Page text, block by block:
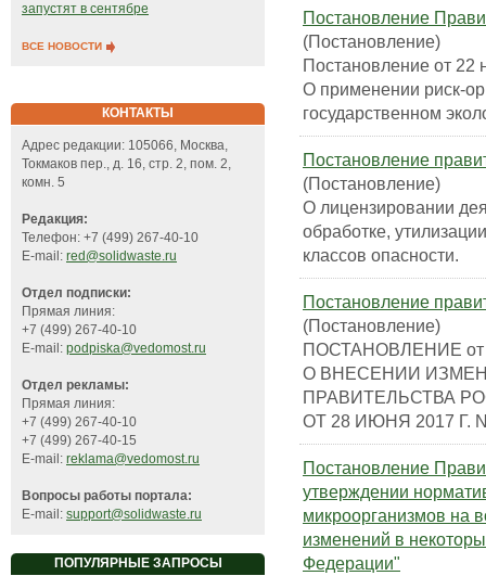
запустят в сентябре
ВСЕ НОВОСТИ
КОНТАКТЫ
Адрес редакции: 105066, Москва,
Токмаков пер., д. 16, стр. 2, пом. 2,
комн. 5
Редакция:
Телефон: +7 (499) 267-40-10
E-mail: red@solidwaste.ru
Отдел подписки:
Прямая линия:
+7 (499) 267-40-10
E-mail: podpiska@vedomost.ru
Отдел рекламы:
Прямая линия:
+7 (499) 267-40-10
+7 (499) 267-40-15
E-mail: reklama@vedomost.ru
Вопросы работы портала:
E-mail: support@solidwaste.ru
ПОПУЛЯРНЫЕ ЗАПРОСЫ
Постановление
(Постановление)
Постановление от
О применении риск-
государственном
Постановление
(Постановление)
О лицензировании
обработке,
классов опасности.
Постановление
(Постановление)
ПОСТАНОВЛЕНИЕ от
О ВНЕСЕНИИ
ПРАВИТЕЛЬСТВА
ОТ 28 ИЮНЯ 2017 Г.
Постановление
утверждении
микроорганизмов на
изменений в
Федерации"